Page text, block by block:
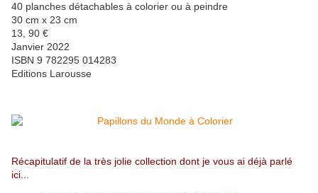
40 planches détachables à colorier ou à peindre
30 cm x 23 cm
13, 90 €
Janvier 2022
ISBN 9 782295 014283
Editions Larousse
Récapitulatif de la très jolie collection dont je vous ai déjà parlé
ici...